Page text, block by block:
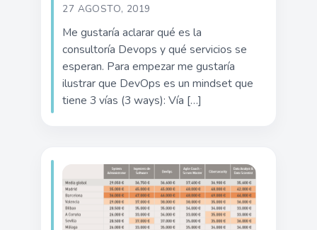
27 AGOSTO, 2019
Me gustaría aclarar qué es la
consultoría Devops y qué servicios se
esperan. Para empezar me gustaría
ilustrar que DevOps es un mindset que
tiene 3 vías (3 ways): Vía […]